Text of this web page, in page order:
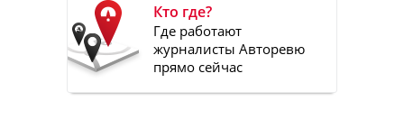
Кто где?
Где работают
журналисты Авторевю
прямо сейчас